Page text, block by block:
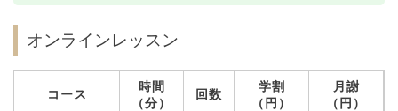
オンラインレッスン
コース
時間
（分）
回数
学割
（円）
月謝
（円）